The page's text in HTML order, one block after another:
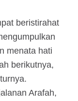
beristirahat
menata hati
berikutnya,
Arafah,